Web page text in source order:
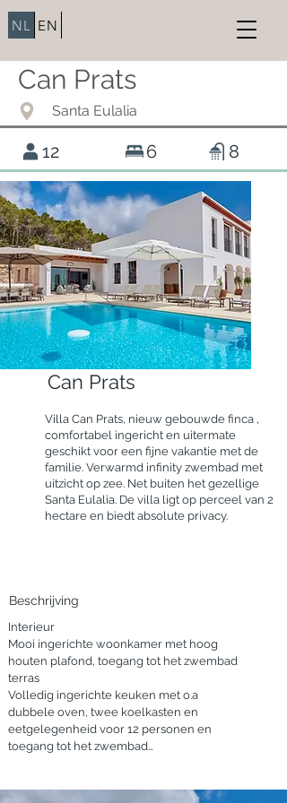
NL EN
Can Prats
Santa Eulalia
12 6 8
Can Prats
Villa Can Prats, nieuw gebouwde finca ,
comfortabel ingericht en uitermate
geschikt voor een fijne vakantie met de
familie. Verwarmd infinity zwembad met
uitzicht op zee. Net buiten het gezellige
Santa Eulalia. De villa ligt op perceel van 2
hectare en biedt absolute privacy.
Beschrijving
Interieur
Mooi ingerichte woonkamer met hoog
houten plafond, toegang tot het zwembad
terras
Volledig ingerichte keuken met o.a
dubbele oven, twee koelkasten en
eetgelegenheid voor 12 personen en
toegang tot het zwembad